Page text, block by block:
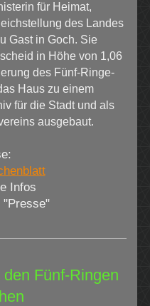
für Heimat,
des Landes
Gast in Goch. Sie
in Höhe von 1,06
des Fünf-Ringe-
Haus zu einem
für die Stadt und als
ausgebaut.
Infos
"Presse"
Fünf-Ringen